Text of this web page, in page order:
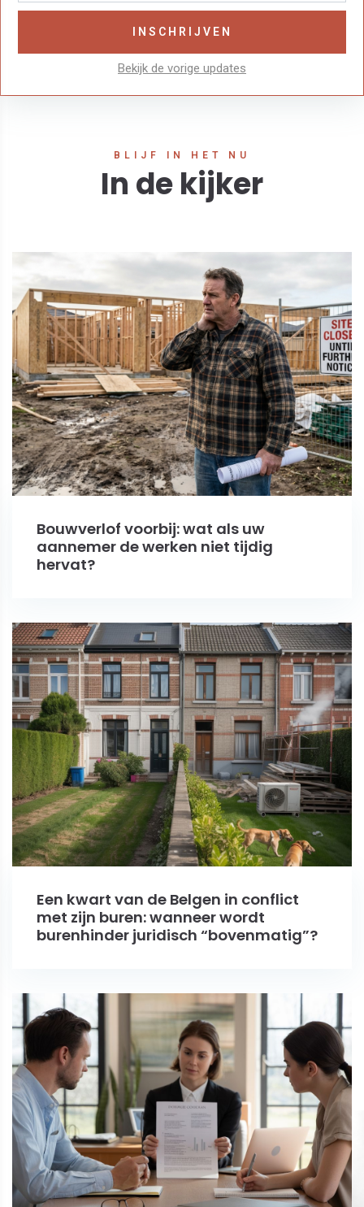
Bekijk de vorige updates
BLIJF IN HET NU
In de kijker
Bouwverlof voorbij: wat als uw
aannemer de werken niet tijdig
hervat?
Een kwart van de Belgen in conflict
met zijn buren: wanneer wordt
burenhinder juridisch “bovenmatig”?